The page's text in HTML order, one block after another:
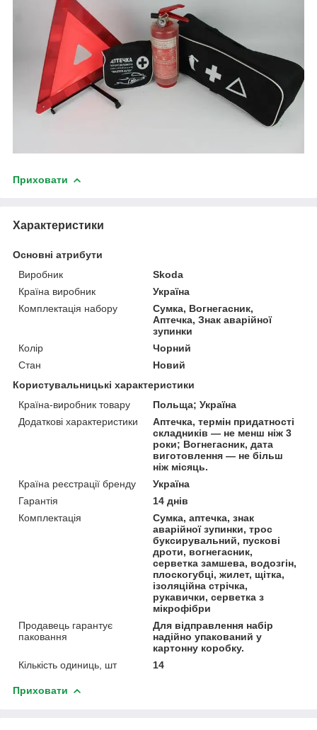
Приховати
Характеристики
Основні атрибути
Виробник
Skoda
Країна виробник
Україна
Комплектація набору
Сумка, Вогнегасник,
Аптечка, Знак аварійної
зупинки
Колір
Чорний
Стан
Новий
Користувальницькі характеристики
Країна-виробник товару
Польща; Україна
Додаткові характеристики
Аптечка, термін придатності
складників — не менш ніж 3
роки; Вогнегасник, дата
виготовлення — не більш
ніж місяць.
Країна реєстрації бренду
Україна
Гарантія
14 днів
Комплектація
Сумка, аптечка, знак
аварійної зупинки, трос
буксирувальний, пускові
дроти, вогнегасник,
серветка замшева, водозгін,
плоскогубці, жилет, щітка,
ізоляційна стрічка,
рукавички, серветка з
мікрофібри
Продавець гарантує
паковання
Для відправлення набір
надійно упакований у
картонну коробку.
Кількість одиниць, шт
14
Приховати